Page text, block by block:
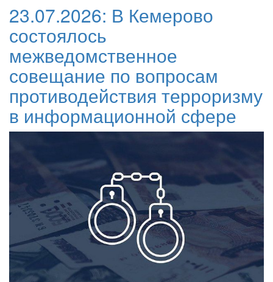
23.07.2026: В Кемерово
состоялось
межведомственное
совещание по вопросам
противодействия терроризму
в информационной сфере